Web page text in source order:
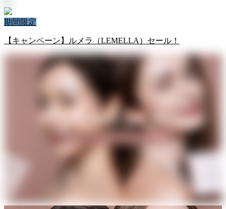
期間限定
【キャンペーン】ルメラ（LEMELLA）セール！